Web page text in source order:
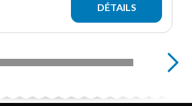
DÉTAILS